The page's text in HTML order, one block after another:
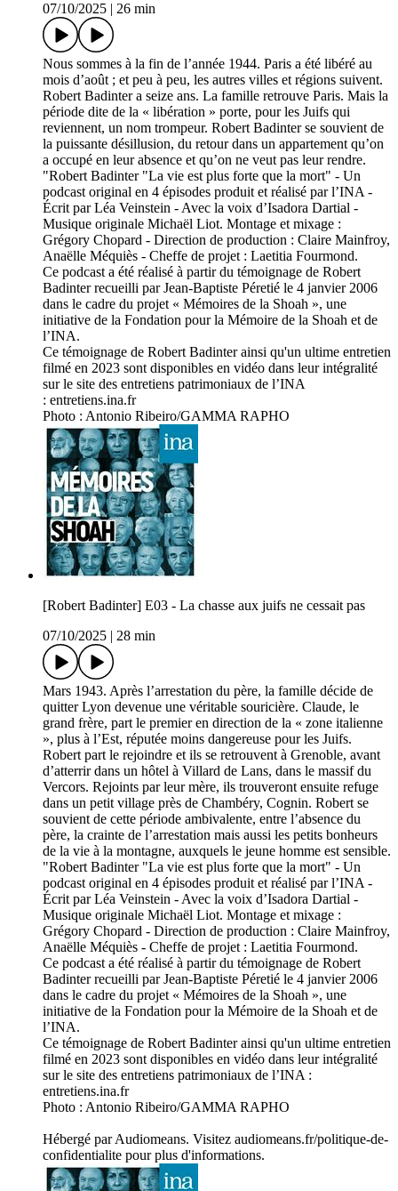
07/10/2025
26 min
Nous sommes à la fin de l’année 1944. Paris a été libéré au
mois d’août ; et peu à peu, les autres villes et régions suivent.
Robert Badinter a seize ans. La famille retrouve Paris. Mais la
période dite de la « libération » porte, pour les Juifs qui
reviennent, un nom trompeur. Robert Badinter se souvient de
la puissante désillusion, du retour dans un appartement qu’on
a occupé en leur absence et qu’on ne veut pas leur rendre.
"Robert Badinter "La vie est plus forte que la mort" - Un
podcast original en 4 épisodes produit et réalisé par l’INA -
Écrit par Léa Veinstein - Avec la voix d’Isadora Dartial -
Musique originale Michaël Liot. Montage et mixage :
Grégory Chopard - Direction de production : Claire Mainfroy,
Anaëlle Méquiès - Cheffe de projet : Laetitia Fourmond.
Ce podcast a été réalisé à partir du témoignage de Robert
Badinter recueilli par Jean-Baptiste Péretié le 4 janvier 2006
dans le cadre du projet « Mémoires de la Shoah », une
initiative de la Fondation pour la Mémoire de la Shoah et de
l’INA.
Ce témoignage de Robert Badinter ainsi qu'un ultime entretien
filmé en 2023 sont disponibles en vidéo dans leur intégralité
sur le site des entretiens patrimoniaux de l’INA
: entretiens.ina.fr
Photo : Antonio Ribeiro/GAMMA RAPHO
[Robert Badinter] E03 - La chasse aux juifs ne cessait pas
07/10/2025
28 min
Mars 1943. Après l’arrestation du père, la famille décide de
quitter Lyon devenue une véritable souricière. Claude, le
grand frère, part le premier en direction de la « zone italienne
», plus à l’Est, réputée moins dangereuse pour les Juifs.
Robert part le rejoindre et ils se retrouvent à Grenoble, avant
d’atterrir dans un hôtel à Villard de Lans, dans le massif du
Vercors. Rejoints par leur mère, ils trouveront ensuite refuge
dans un petit village près de Chambéry, Cognin. Robert se
souvient de cette période ambivalente, entre l’absence du
père, la crainte de l’arrestation mais aussi les petits bonheurs
de la vie à la montagne, auxquels le jeune homme est sensible.
"Robert Badinter "La vie est plus forte que la mort" - Un
podcast original en 4 épisodes produit et réalisé par l’INA -
Écrit par Léa Veinstein - Avec la voix d’Isadora Dartial -
Musique originale Michaël Liot. Montage et mixage :
Grégory Chopard - Direction de production : Claire Mainfroy,
Anaëlle Méquiès - Cheffe de projet : Laetitia Fourmond.
Ce podcast a été réalisé à partir du témoignage de Robert
Badinter recueilli par Jean-Baptiste Péretié le 4 janvier 2006
dans le cadre du projet « Mémoires de la Shoah », une
initiative de la Fondation pour la Mémoire de la Shoah et de
l’INA.
Ce témoignage de Robert Badinter ainsi qu'un ultime entretien
filmé en 2023 sont disponibles en vidéo dans leur intégralité
sur le site des entretiens patrimoniaux de l’INA :
entretiens.ina.fr
Photo : Antonio Ribeiro/GAMMA RAPHO
Hébergé par Audiomeans. Visitez audiomeans.fr/politique-de-
confidentialite pour plus d'informations.